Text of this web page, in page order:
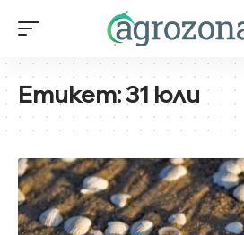
Етикет:31 юли